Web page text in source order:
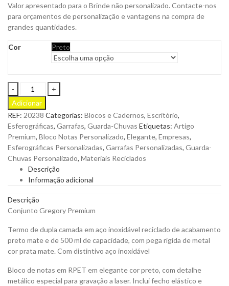
Valor apresentado para o Brinde não personalizado. Contacte-nos
para orçamentos de personalização e vantagens na compra de
grandes quantidades.
Cor Preto
Conjunto
Gregory
Premium
para
Personalizar
quantity
Adicionar
REF: 20238 Categorias: Blocos e Cadernos, Escritório,
Esferográficas, Garrafas, Guarda-Chuvas Etiquetas: Artigo
Premium, Bloco Notas Personalizado, Elegante, Empresas,
Esferográficas Personalizadas, Garrafas Personalizadas, Guarda-
Chuvas Personalizado, Materiais Reciclados
Descrição
Informação adicional
Descrição
Conjunto Gregory Premium
Termo de dupla camada em aço inoxidável reciclado de acabamento
preto mate e de 500 ml de capacidade, com pega rígida de metal
cor prata mate. Com distintivo aço inoxidável
Bloco de notas em RPET em elegante cor preto, com detalhe
metálico especial para gravação a laser. Inclui fecho elástico e